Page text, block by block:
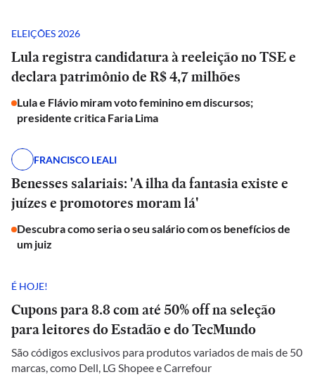
ELEIÇÕES 2026
Lula registra candidatura à reeleição no TSE e
declara patrimônio de R$ 4,7 milhões
Lula e Flávio miram voto feminino em discursos;
presidente critica Faria Lima
FRANCISCO LEALI
Benesses salariais: 'A ilha da fantasia existe e
juízes e promotores moram lá'
Descubra como seria o seu salário com os benefícios de
um juiz
É HOJE!
Cupons para 8.8 com até 50% off na seleção
para leitores do Estadão e do TecMundo
São códigos exclusivos para produtos variados de mais de 50
marcas, como Dell, LG Shopee e Carrefour